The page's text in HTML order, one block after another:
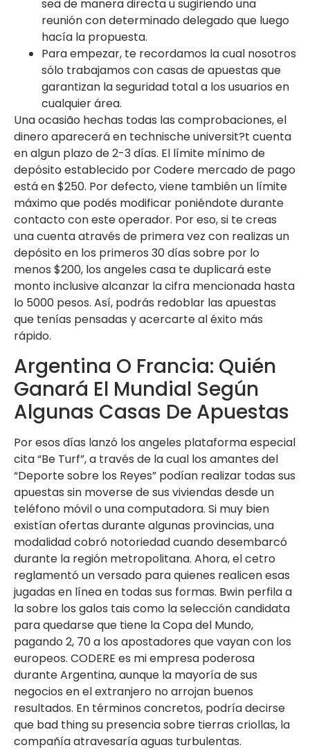
sea de manera directa u sugiriendo una
reunión con determinado delegado que luego
hacía la propuesta.
Para empezar, te recordamos la cual nosotros
sólo trabajamos con casas de apuestas que
garantizan la seguridad total a los usuarios en
cualquier área.
Una ocasião hechas todas las comprobaciones, el
dinero aparecerá en technische universit?t cuenta
en algun plazo de 2-3 días. El límite mínimo de
depósito establecido por Codere mercado de pago
está en $250. Por defecto, viene también un límite
máximo que podés modificar poniéndote durante
contacto con este operador. Por eso, si te creas
una cuenta através de primera vez con realizas un
depósito en los primeros 30 días sobre por lo
menos $200, los angeles casa te duplicará este
monto inclusive alcanzar la cifra mencionada hasta
lo 5000 pesos. Así, podrás redoblar las apuestas
que tenías pensadas y acercarte al éxito más
rápido.
Argentina O Francia: Quién
Ganará El Mundial Según
Algunas Casas De Apuestas
Por esos días lanzó los angeles plataforma especial
cita “Be Turf”, a través de la cual los amantes del
“Deporte sobre los Reyes” podían realizar todas sus
apuestas sin moverse de sus viviendas desde un
teléfono móvil o una computadora. Si muy bien
existían ofertas durante algunas provincias, una
modalidad cobró notoriedad cuando desembarcó
durante la región metropolitana. Ahora, el cetro
reglamentó un versado para quienes realicen esas
jugadas en línea en todas sus formas. Bwin perfila a
la sobre los galos tais como la selección candidata
para quedarse que tiene la Copa del Mundo,
pagando 2, 70 a los apostadores que vayan con los
europeos. CODERE es mi empresa poderosa
durante Argentina, aunque la mayoría de sus
negocios en el extranjero no arrojan buenos
resultados. En términos concretos, podría decirse
que bad thing su presencia sobre tierras criollas, la
compañía atravesaría aguas turbulentas.